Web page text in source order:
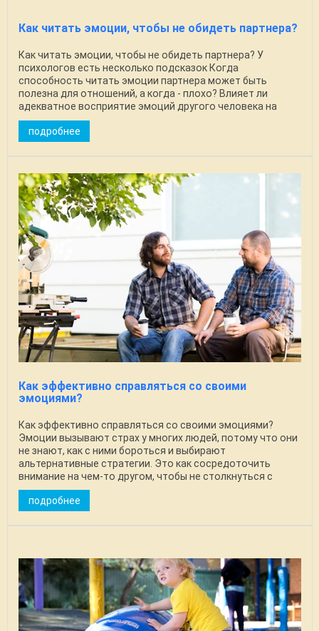
Как читать эмоции, чтобы не обидеть партнера?
Как читать эмоции, чтобы не обидеть партнера? У
психологов есть несколько подсказок Когда
способность читать эмоции партнера может быть
полезна для отношений, а когда - плохо? Влияет ли
адекватное восприятие эмоций другого человека на
качество ...
подробнее
Как эффективно справляться со своими
эмоциями?
Как эффективно справляться со своими эмоциями?
Эмоции вызывают страх у многих людей, потому что они
не знают, как с ними бороться и выбирают
альтернативные стратегии. Это как сосредоточить
внимание на чем-то другом, чтобы не столкнуться с
проблемой. ...
подробнее